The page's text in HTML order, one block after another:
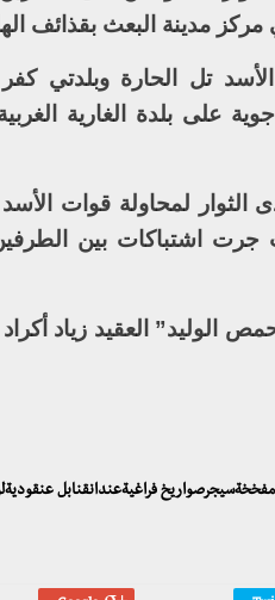
مدينة البعث بقذائف
تل الحارة وبلدتي كفر
جوية على بلدة الغارية
لمحاولة قوات
اشتباكات بين
الوليد” العقيد زياد
مفخخةسيجرصواريخ فراغيةعندانقنابل